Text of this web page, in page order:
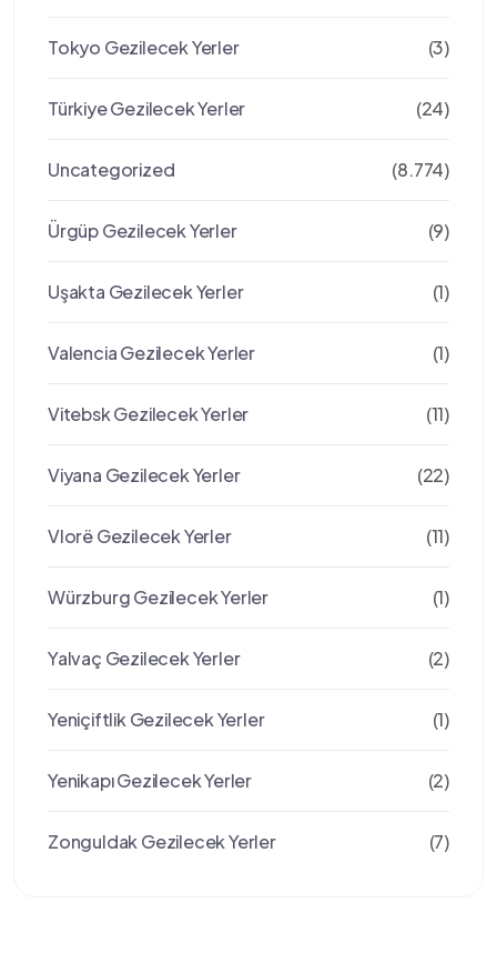
Tokyo Gezilecek Yerler (3)
Türkiye Gezilecek Yerler (24)
Uncategorized (8.774)
Ürgüp Gezilecek Yerler (9)
Uşakta Gezilecek Yerler (1)
Valencia Gezilecek Yerler (1)
Vitebsk Gezilecek Yerler (11)
Viyana Gezilecek Yerler (22)
Vlorë Gezilecek Yerler (11)
Würzburg Gezilecek Yerler (1)
Yalvaç Gezilecek Yerler (2)
Yeniçiftlik Gezilecek Yerler (1)
Yenikapı Gezilecek Yerler (2)
Zonguldak Gezilecek Yerler (7)